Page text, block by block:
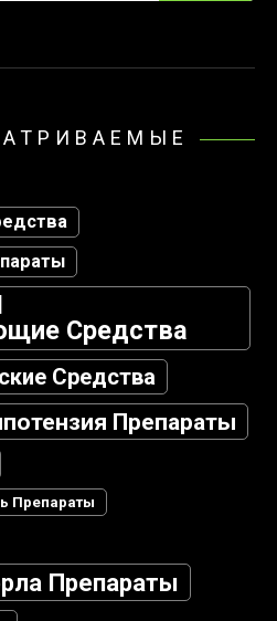
Средства
Средства
Препараты
Препараты
Препараты